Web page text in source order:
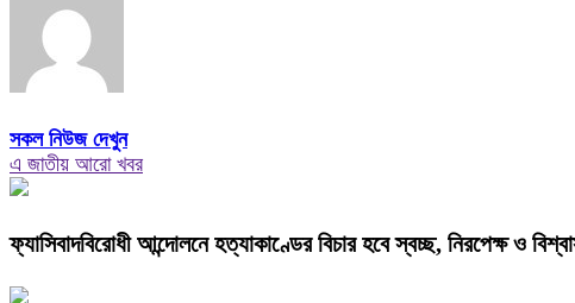
সকল নিউজ দেখুন
এ জাতীয় আরো খবর
ফ্যাসিবাদবিরোধী আন্দোলনে হত্যাকাণ্ডের বিচার হবে স্বচ্ছ, নিরপেক্ষ ও